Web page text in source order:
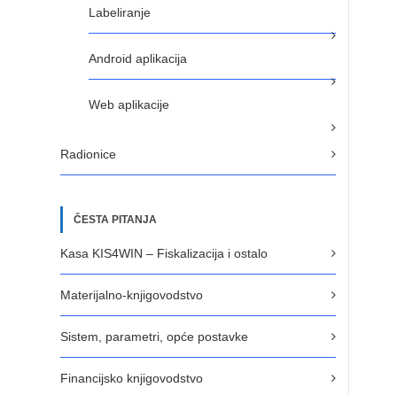
Labeliranje
Android aplikacija
Web aplikacije
Radionice
ČESTA PITANJA
Kasa KIS4WIN – Fiskalizacija i ostalo
Materijalno-knjigovodstvo
Sistem, parametri, opće postavke
Financijsko knjigovodstvo